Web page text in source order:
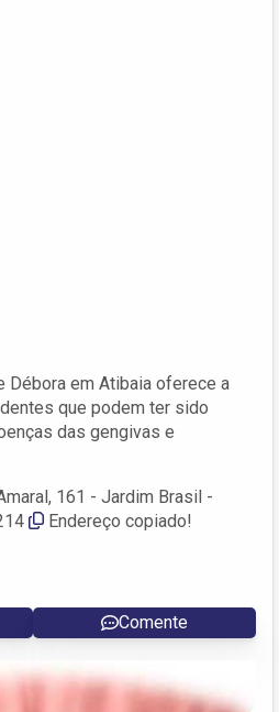
Débora em Atibaia oferece a
que podem ter sido
das gengivas e
161 - Jardim Brasil -
Endereço copiado!
Comente